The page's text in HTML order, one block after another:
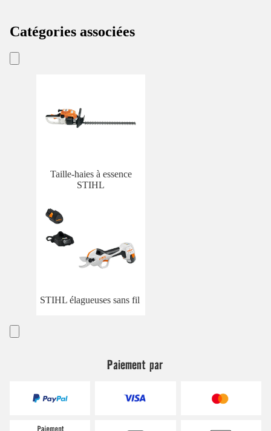
Catégories associées
Taille-haies à essence
STIHL
STIHL élagueuses sans fil
Paiement par